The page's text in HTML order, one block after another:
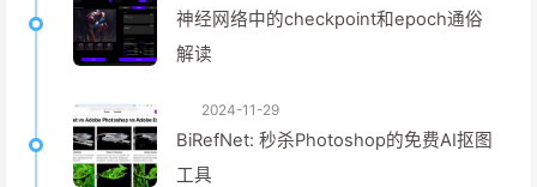
神经网络中的checkpoint和epoch通俗
解读
2024-11-29
BiRefNet: 秒杀Photoshop的免费AI抠图
工具